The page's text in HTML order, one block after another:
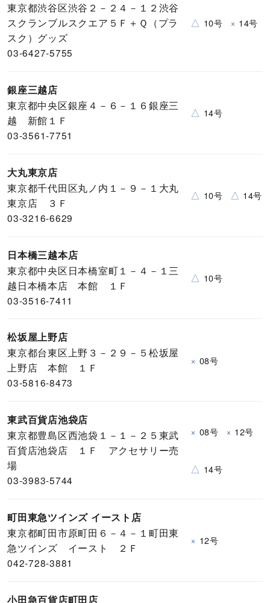
東京都渋谷区渋谷２－２４－１２渋谷
スクランブルスクエア５Ｆ＋Ｑ（プラ
スク）グッズ
03-6427-5755
△ 10号 × 14号
銀座三越店
東京都中央区銀座４－６－１６銀座三
越 新館１Ｆ
03-3561-7751
△ 14号
大丸東京店
東京都千代田区丸ノ内１－９－１大丸
東京店 ３Ｆ
03-3216-6629
△ 10号 △ 14号
日本橋三越本店
東京都中央区日本橋室町１－４－１三
越日本橋本店 本館 １Ｆ
03-3516-7411
△ 10号
松坂屋上野店
東京都台東区上野３－２９－５松坂屋
上野店 本館 １Ｆ
03-5816-8473
× 08号
東武百貨店池袋店
東京都豊島区西池袋１－１－２５東武
百貨店池袋店 １Ｆ アクセサリー売
場
03-3983-5744
× 08号 × 12号
△ 14号
町田東急ツインズ イースト店
東京都町田市原町田６－４－１町田東
急ツインズ イースト ２Ｆ
042-728-3881
× 12号
小田急百貨店町田店